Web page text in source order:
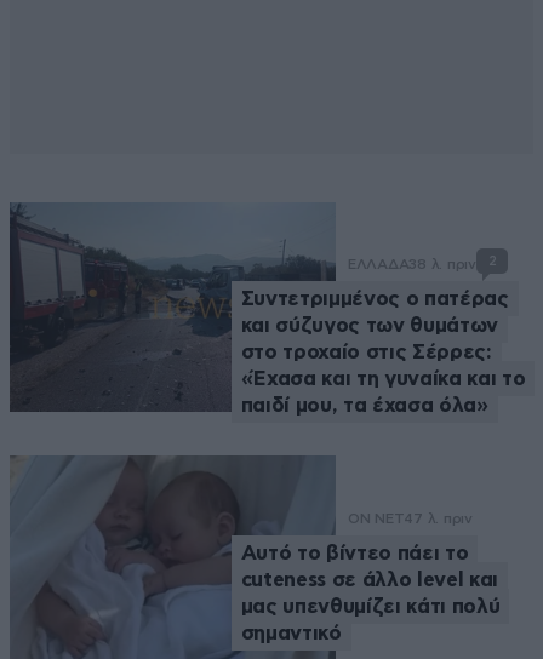
ΕΛΛΑΔΑ38 λ. πριν 2
Συντετριμμένος ο πατέρας
και σύζυγος των θυμάτων
στο τροχαίο στις Σέρρες:
«Έχασα και τη γυναίκα και το
παιδί μου, τα έχασα όλα»
ON NET47 λ. πριν
Αυτό το βίντεο πάει το
cuteness σε άλλο level και
μας υπενθυμίζει κάτι πολύ
σημαντικό